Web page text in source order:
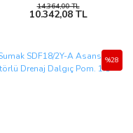
14.364,00 TL
10.342,08 TL
%28